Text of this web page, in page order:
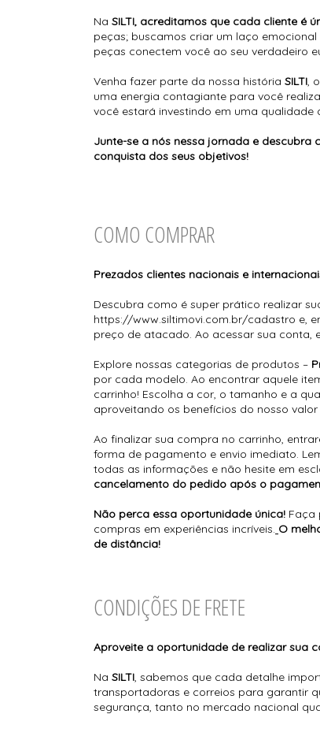
Na SILTI, acreditamos que cada cliente é
peças; buscamos criar um laço
peças conectem você ao seu verdadeiro
Venha fazer parte da nossa história SILTI ,
uma energia contagiante para você
você estará investindo em uma qualidade
Junte-se a nós nessa jornada e
conquista dos seus objetivos!
COMO COMPRAR
Prezados clientes nacionais e
Descubra como é super prático realizar
https://www.siltimovi.com.br/cadastro e,
preço de atacado. Ao acessar sua
Explore nossas categorias de produtos –
por cada modelo. Ao encontrar aquele
carrinho! Escolha a cor, o tamanho e a
aproveitando os benefícios do nosso
Ao finalizar sua compra no carrinho,
forma de pagamento e envio imediato.
todas as informações e não hesite em
cancelamento do pedido após o
Não perca essa oportunidade única! Faça
compras em experiências incríveis. O
de distância!
CONDIÇÕES DE FRETE
Aproveite a oportunidade de realizar sua
Na SILTI, sabemos que cada detalhe
transportadoras e correios para garantir
segurança, tanto no mercado nacional